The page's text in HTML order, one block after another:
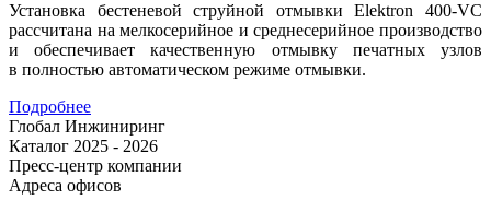
Установка бестеневой струйной отмывки Elektron 400-VC
рассчитана на мелкосерийное и среднесерийное производство
и обеспечивает качественную отмывку печатных узлов
в полностью автоматическом режиме отмывки.
Подробнее
Глобал Инжиниринг
Каталог 2025 - 2026
Пресс-центр компании
Адреса офисов